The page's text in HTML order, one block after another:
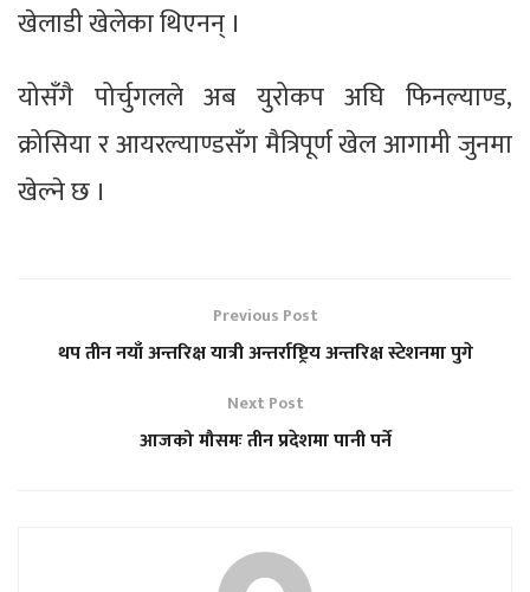
खेलाडी खेलेका थिएनन् ।
योसँगै पोर्चुगलले अब युरोकप अघि फिनल्याण्ड,
क्रोसिया र आयरल्याण्डसँग मैत्रिपूर्ण खेल आगामी जुनमा
खेल्ने छ ।
Previous Post
थप तीन नयाँ अन्तरिक्ष यात्री अन्तर्राष्ट्रिय अन्तरिक्ष स्टेशनमा पुगे
Next Post
आजको मौसमः तीन प्रदेशमा पानी पर्ने